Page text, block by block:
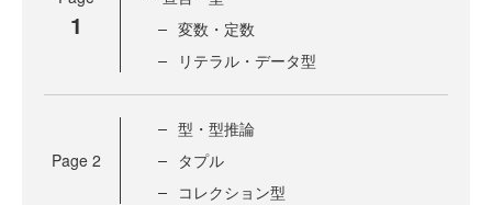
1
変数・定数
リテラル・データ型
Page 2
型・型推論
タプル
コレクション型